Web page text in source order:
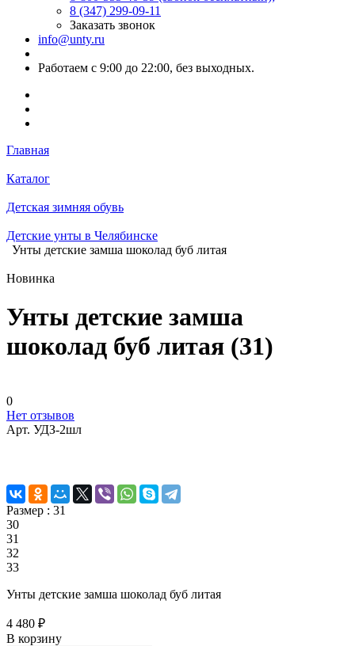
8 (347) 299-09-11
Заказать звонок
info@unty.ru
Работаем с 9:00 до 22:00, без выходных.
Главная
Каталог
Детская зимняя обувь
Детские унты в Челябинске
Унты детские замша шоколад буб литая
Новинка
Унты детские замша
шоколад буб литая (31)
0
Нет отзывов
Арт. УДЗ-2шл
Размер : 31
30
31
32
33
Унты детские замша шоколад буб литая
4 480 ₽
В корзину